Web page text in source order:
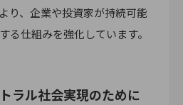
り、企業や投資家が持続可能
る仕組みを強化しています。
ラル社会実現のために